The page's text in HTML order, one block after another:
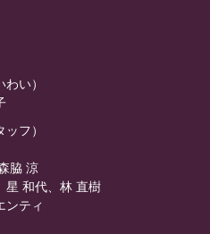
い）
フ）
脇 涼
星 和代、林 直樹
ンティ